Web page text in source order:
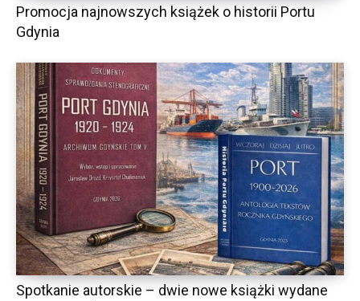
Promocja najnowszych książek o historii Portu
Gdynia
Spotkanie autorskie – dwie nowe książki wydane